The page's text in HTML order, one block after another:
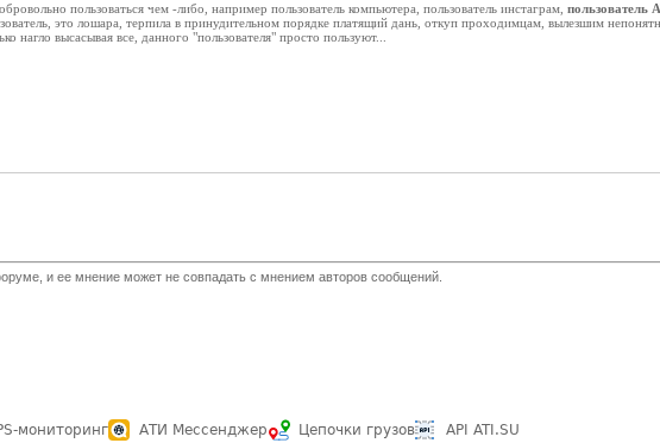
пользоваться чем -либо, например пользователь компьютера, пользователь инстаграм, пользователь
это лошара, терпила в принудительном порядке платящий дань, откуп проходимцам, вылезшим
нагло высасывая все, данного "пользователя" просто пользуют...
и ее мнение может не совпадать с мнением авторов сообщений.
мониторинг АТИ Мессенджер Цепочки грузов API ATI.SU